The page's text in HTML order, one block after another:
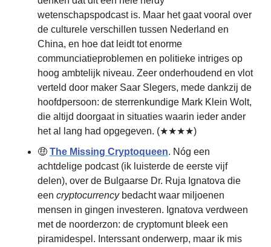
wetenschapspodcast is. Maar het gaat vooral over
de culturele verschillen tussen Nederland en
China, en hoe dat leidt tot enorme
communciatieproblemen en politieke intriges op
hoog ambtelijk niveau. Zeer onderhoudend en vlot
verteld door maker Saar Slegers, mede dankzij de
hoofdpersoon: de sterrenkundige Mark Klein Wolt,
die altijd doorgaat in situaties waarin ieder ander
het al lang had opgegeven. (★★★★)
🤑 The Missing Cryptoqueen. Nóg een
achtdelige podcast (ik luisterde de eerste vijf
delen), over de Bulgaarse Dr. Ruja Ignatova die
een cryptocurrency bedacht waar miljoenen
mensen in gingen investeren. Ignatova verdween
met de noorderzon: de cryptomunt bleek een
piramidespel. Interssant onderwerp, maar ik mis